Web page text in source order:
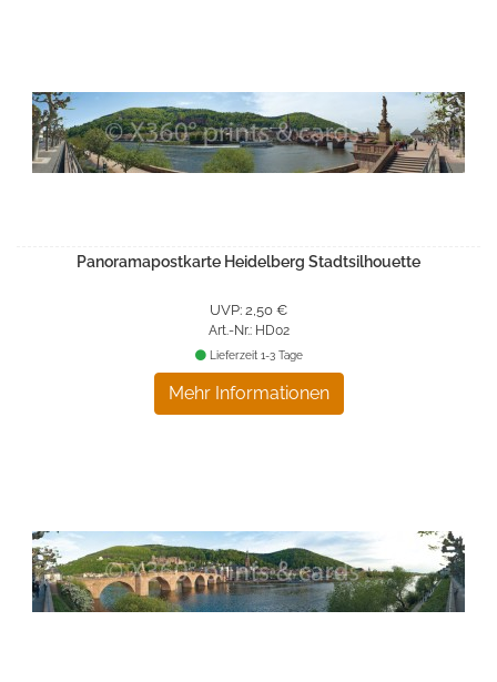
Panoramapostkarte Heidelberg Stadtsilhouette
UVP: 2,50 €
Art.-Nr.: HD02
Mehr Informationen
Lieferzeit 1-3 Tage